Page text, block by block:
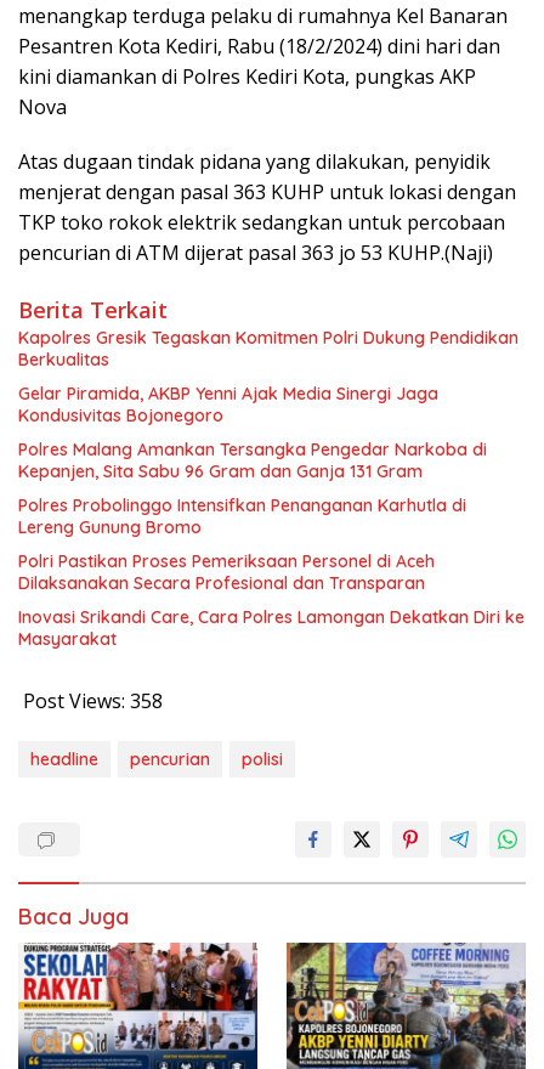
menangkap terduga pelaku di rumahnya Kel Banaran
Pesantren Kota Kediri, Rabu (18/2/2024) dini hari dan
kini diamankan di Polres Kediri Kota, pungkas AKP
Nova
Atas dugaan tindak pidana yang dilakukan, penyidik
menjerat dengan pasal 363 KUHP untuk lokasi dengan
TKP toko rokok elektrik sedangkan untuk percobaan
pencurian di ATM dijerat pasal 363 jo 53 KUHP.(Naji)
Berita Terkait
Kapolres Gresik Tegaskan Komitmen Polri Dukung Pendidikan
Berkualitas
Gelar Piramida, AKBP Yenni Ajak Media Sinergi Jaga
Kondusivitas Bojonegoro
Polres Malang Amankan Tersangka Pengedar Narkoba di
Kepanjen, Sita Sabu 96 Gram dan Ganja 131 Gram
Polres Probolinggo Intensifkan Penanganan Karhutla di
Lereng Gunung Bromo
Polri Pastikan Proses Pemeriksaan Personel di Aceh
Dilaksanakan Secara Profesional dan Transparan
Inovasi Srikandi Care, Cara Polres Lamongan Dekatkan Diri ke
Masyarakat
Post Views: 358
headline pencurian polisi
Baca Juga